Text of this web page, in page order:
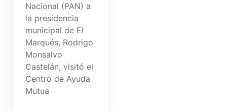
Nacional (PAN) a
la presidencia
municipal de El
Marqués, Rodrigo
Monsalvo
Castelán, visitó el
Centro de Ayuda
Mutua